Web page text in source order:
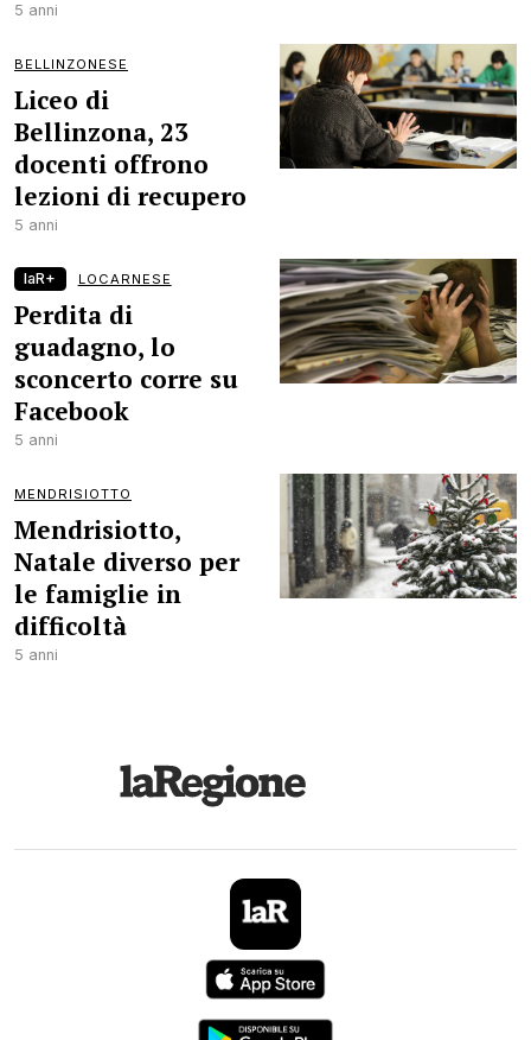
5 anni
BELLINZONESE
Liceo di
Bellinzona, 23
docenti offrono
lezioni di recupero
5 anni
laR+ LOCARNESE
Perdita di
guadagno, lo
sconcerto corre su
Facebook
5 anni
MENDRISIOTTO
Mendrisiotto,
Natale diverso per
le famiglie in
difficoltà
5 anni